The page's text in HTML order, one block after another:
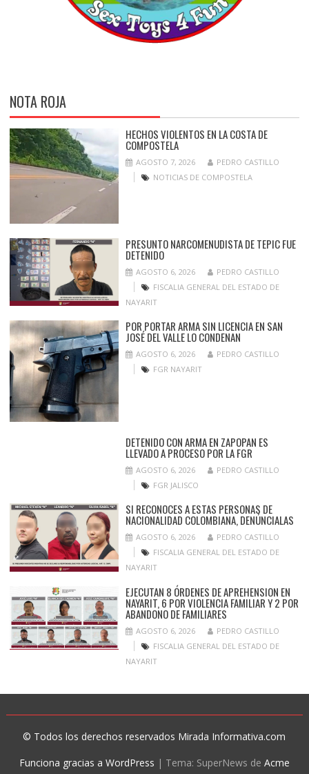
NOTA ROJA
HECHOS VIOLENTOS EN LA COSTA DE
COMPOSTELA
AGOSTO 7, 2026
PEDRO CASTILLO
NOTICIAS DE COMPOSTELA
PRESUNTO NARCOMENUDISTA DE TEPIC FUE
DETENIDO
AGOSTO 6, 2026
PEDRO CASTILLO
FISCALIA GENERAL DEL ESTADO DE
NAYARIT
POR PORTAR ARMA SIN LICENCIA EN SAN
JOSÉ DEL VALLE LO CONDENAN
AGOSTO 6, 2026
PEDRO CASTILLO
FGR NAYARIT
DETENIDO CON ARMA EN ZAPOPAN ES
LLEVADO A PROCESO POR LA FGR
AGOSTO 6, 2026
PEDRO CASTILLO
FGR JALISCO
SI RECONOCES A ESTAS PERSONAS DE
NACIONALIDAD COLOMBIANA, DENÚNCIALAS
AGOSTO 6, 2026
PEDRO CASTILLO
FISCALIA GENERAL DEL ESTADO DE
NAYARIT
EJECUTAN 8 ÓRDENES DE APREHENSION EN
NAYARIT, 6 POR VIOLENCIA FAMILIAR Y 2 POR
ABANDONO DE FAMILIARES
AGOSTO 6, 2026
PEDRO CASTILLO
FISCALIA GENERAL DEL ESTADO DE
NAYARIT
© Todos los derechos reservados Mirada Informativa.com
Funciona gracias a WordPress | Tema: SuperNews de Acme